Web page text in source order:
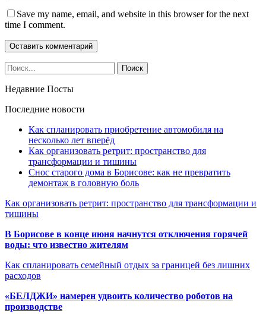
Save my name, email, and website in this browser for the next
time I comment.
Недавние Посты
Последние новости
Как спланировать приобретение автомобиля на
несколько лет вперёд
Как организовать ретрит: пространство для
трансформации и тишины
Снос старого дома в Борисове: как не превратить
демонтаж в головную боль
Как организовать ретрит: пространство для трансформации и
тишины
В Борисове в конце июня начнутся отключения горячей
воды: что известно жителям
Как спланировать семейный отдых за границей без лишних
расходов
«БЕЛДЖИ» намерен удвоить количество роботов на
производстве